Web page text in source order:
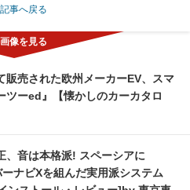
事へ戻る
販売された欧州メーカーEV、スマ
ツーed』【懐かしのカーカタロ
、音は本格派! スペーシアに
ナビXを組んだ実用派システム